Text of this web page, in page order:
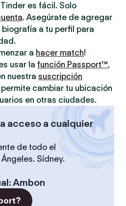
es fácil. Solo
. Asegúrate de agregar
a tu perfil para
a hacer match!
usar la función Passport™,
nuestra suscripción
cambiar tu ubicación
en otras ciudades.
acceso a cualquier
de todo el
Sídney.
:Ambon